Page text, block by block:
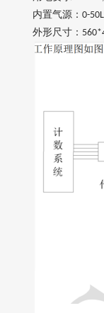
内置气源： 0-
外形尺寸：